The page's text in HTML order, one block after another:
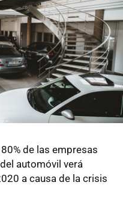
de las empresas
automóvil verá
a causa de la crisis